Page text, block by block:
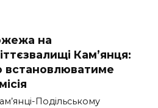
на
Кам’янця:
встановлюватиме
Подільському